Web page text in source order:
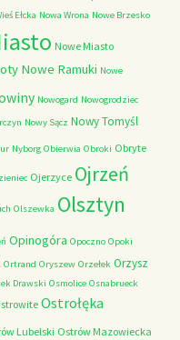
Ełcka Nowa Wrona Nowe Brzesko
Nowe Miasto
Nowe Ramuki Nowe
Nowogard Nowogrodziec
Nowy Sącz Nowy Tomyśl
Nyborg Obierwia Obroki Obryte
Ojerzyce Ojrzeń
Olszewka Olsztyn
Opinogóra Opoczno Opoki
Ortrand Oryszew Orzełek Orzysz
Drawski Osmolice Osnabrueck
Ostrołęka
Lubelski Ostrów Mazowiecka